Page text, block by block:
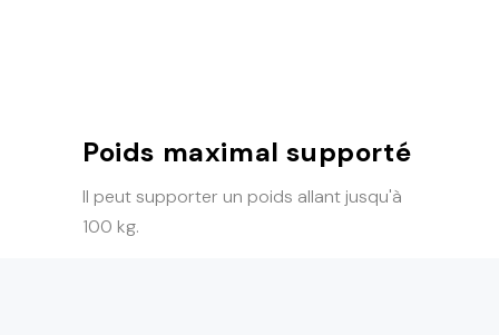
Poids maximal supporté
Il peut supporter un poids allant jusqu'à
100 kg.